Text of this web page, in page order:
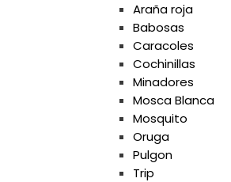
Araña roja
Babosas
Caracoles
Cochinillas
Minadores
Mosca Blanca
Mosquito
Oruga
Pulgon
Trip